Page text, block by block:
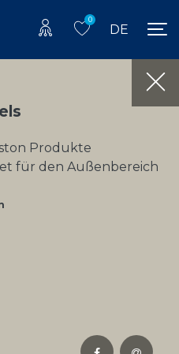
0
DE
Produkte
für den Außenbereich